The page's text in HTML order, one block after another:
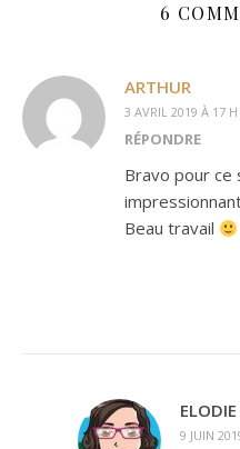
6
ARTHUR
3 AVRIL 2019 À 17
RÉPONDRE
Bravo pour ce
Beau travail
ELODIE
9 JUIN